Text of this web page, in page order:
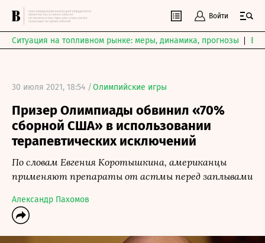
Войти
Ситуация на топливном рынке: меры, динамика, прогнозы
30 июля 2021, 18:54 /Олимпийские игры
Призер Олимпиады обвинил «70%
сборной США» в использовании
терапевтических исключений
По словам Евгения Коротышкина, американцы
применяют препараты от астмы перед заплывами
Александр Пахомов